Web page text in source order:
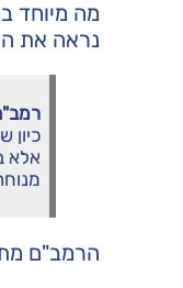
מה מיוחד
נראה את
כיון
אלא
הרמב"ם